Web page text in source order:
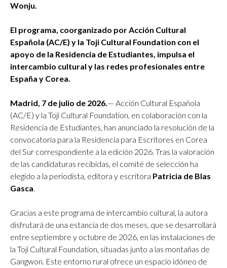
Wonju.
El programa, coorganizado por Acción Cultural
Española (AC/E) y la Toji Cultural Foundation con el
apoyo de la Residencia de Estudiantes, impulsa el
intercambio cultural y las redes profesionales entre
España y Corea.
Madrid, 7 de julio de 2026.— Acción Cultural Española
(AC/E) y la Toji Cultural Foundation, en colaboración con la
Residencia de Estudiantes, han anunciado la resolución de la
convocatoria para la Residencia para Escritores en Corea
del Sur correspondiente a la edición 2026. Tras la valoración
de las candidaturas recibidas, el comité de selección ha
elegido a la periodista, editora y escritora Patricia de Blas
Gasca.
Gracias a este programa de intercambio cultural, la autora
disfrutará de una estancia de dos meses, que se desarrollará
entre septiembre y octubre de 2026, en las instalaciones de
la Toji Cultural Foundation, situadas junto a las montañas de
Gangwon. Este entorno rural ofrece un espacio idóneo de